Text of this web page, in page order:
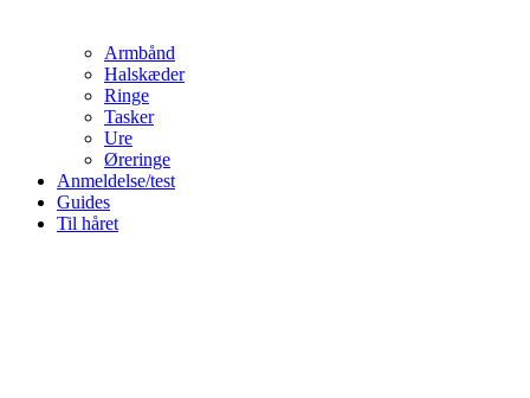
Armbånd
Halskæder
Ringe
Tasker
Ure
Øreringe
Anmeldelse/test
Guides
Til håret